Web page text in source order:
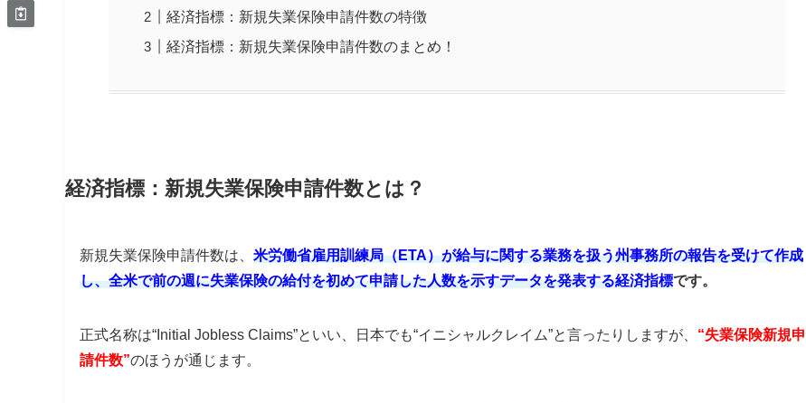
経済指標：新規失業保険申請件数の特徴
経済指標：新規失業保険申請件数のまとめ！
経済指標：新規失業保険申請件数とは？
新規失業保険申請件数は、 米労働省雇用訓練局（ETA）が給与に関する業務を扱う州事務所の報告を受けて作成
し、全米で前の週に失業保険の給付を初めて申請した人数を示すデータを発表する経済指標です。
正式名称は“Initial Jobless Claims”といい、日本でも“イニシャルクレイム”と言ったりしますが、 “失業保険新規申
請件数”のほうが通じます。